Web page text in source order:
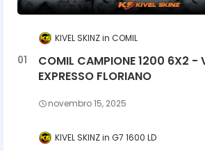
KIVEL SKINZ COMIL
COMIL CAMPIONE 1200 6X2 -
EXPRESSO FLORIANO
novembro 15, 2025
KIVEL SKINZ G7 1600 LD